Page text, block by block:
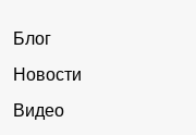
Блог
Новости
Видео